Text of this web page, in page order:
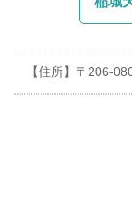
【住所】〒206-